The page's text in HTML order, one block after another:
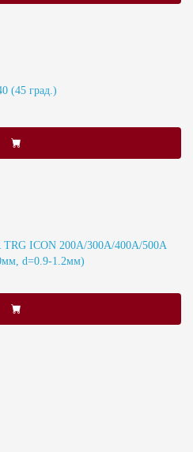
(45 град.)
ICON 200A/300A/400A/500A
d=0.9-1.2мм)